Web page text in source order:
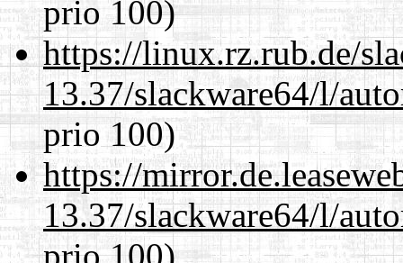
prio 100)
https://linux.rz.rub.de/
13.37/slackware64/l/
prio 100)
https://
13.37/slackware64/l/
prio 100)